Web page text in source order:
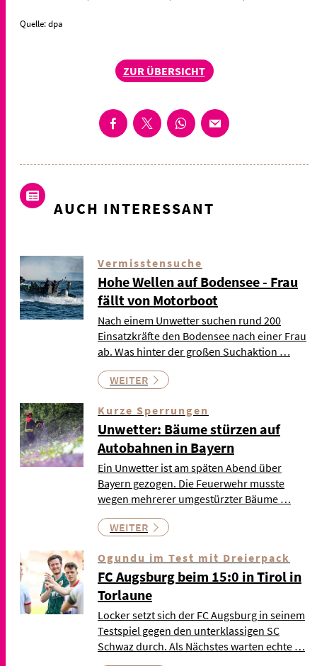
Quelle: dpa
ZUR ÜBERSICHT
AUCH INTERESSANT
Vermisstensuche
Hohe Wellen auf Bodensee - Frau
fällt von Motorboot
Nach einem Unwetter suchen rund 200
Einsatzkräfte den Bodensee nach einer Frau
ab. Was hinter der großen Suchaktion …
WEITER
Kurze Sperrungen
Unwetter: Bäume stürzen auf
Autobahnen in Bayern
Ein Unwetter ist am späten Abend über
Bayern gezogen. Die Feuerwehr musste
wegen mehrerer umgestürzter Bäume …
WEITER
Ogundu im Test mit Dreierpack
FC Augsburg beim 15:0 in Tirol in
Torlaune
Locker setzt sich der FC Augsburg in seinem
Testspiel gegen den unterklassigen SC
Schwaz durch. Als Nächstes warten echte …